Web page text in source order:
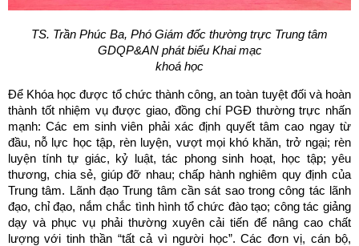
TS. Trần Phúc Ba, Phó Giám đốc thường trực Trung tâm
GDQP&AN phát biểu Khai mạc
khoá học
Để Khóa học được tổ chức thành công, an toàn tuyệt đối và hoàn
thành tốt nhiệm vụ được giao, đồng chí PGĐ thường trực nhấn
mạnh: Các em sinh viên phải xác định quyết tâm cao ngay từ
đầu, nỗ lực học tập, rèn luyện, vượt mọi khó khăn, trở ngại; rèn
luyện tính tự giác, kỷ luật, tác phong sinh hoạt, học tập; yêu
thương, chia sẻ, giúp đỡ nhau; chấp hành nghiêm quy định của
Trung tâm. Lãnh đạo Trung tâm cần sát sao trong công tác lãnh
đạo, chỉ đạo, nắm chắc tình hình tổ chức đào tạo; công tác giảng
dạy và phục vụ phải thường xuyên cải tiến để nâng cao chất
lượng với tinh thần “tất cả vì người học”. Các đơn vị, cán bộ,